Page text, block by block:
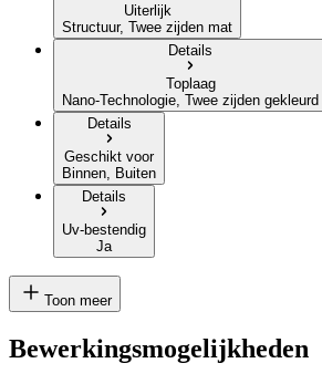
Uiterlijk
Structuur, Twee zijden mat
Details
Toplaag
Nano-Technologie, Twee zijden gekleurd
Details
Geschikt voor
Binnen, Buiten
Details
Uv-bestendig
Ja
Toon meer
Bewerkingsmogelijkheden